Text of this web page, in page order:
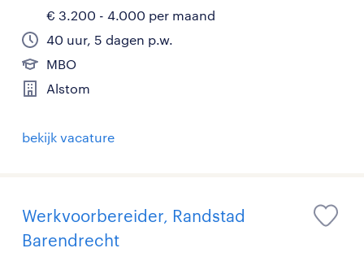
€ 3.200 - 4.000 per maand
40 uur, 5 dagen p.w.
MBO
Alstom
bekijk vacature
Werkvoorbereider, Randstad
Barendrecht